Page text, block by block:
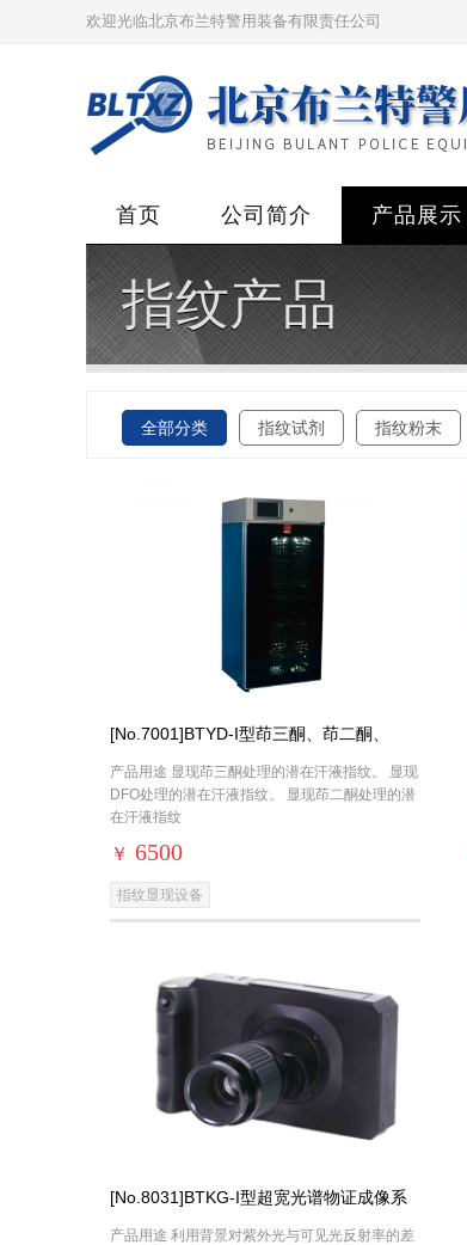
欢迎光临北京布兰特警用装备有限责任公司
首页 公司简介 产品展示
指纹产品
全部分类 指纹试剂 指纹粉末
[No.7001]BTYD-I型茚三酮、茚二酮、
产品用途 显现茚三酮处理的潜在汗液指纹。 显现
DFO处理的潜在汗液指纹。 显现茚二酮处理的潜
在汗液指纹
￥ 6500
指纹显现设备
[No.8031]BTKG-I型超宽光谱物证成像系
产品用途 利用背景对紫外光与可见光反射率的差